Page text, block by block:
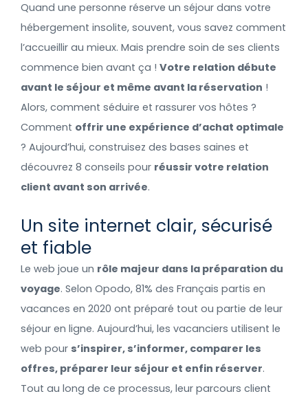
Quand une personne réserve un séjour dans votre
hébergement insolite, souvent, vous savez comment
l’accueillir au mieux. Mais prendre soin de ses clients
commence bien avant ça ! Votre relation débute
avant le séjour et même avant la réservation !
Alors, comment séduire et rassurer vos hôtes ?
Comment offrir une expérience d’achat optimale
? Aujourd’hui, construisez des bases saines et
découvrez 8 conseils pour réussir votre relation
client avant son arrivée.
Un site internet clair, sécurisé
et fiable
Le web joue un rôle majeur dans la préparation du
voyage. Selon Opodo, 81% des Français partis en
vacances en 2020 ont préparé tout ou partie de leur
séjour en ligne. Aujourd’hui, les vacanciers utilisent le
web pour s’inspirer, s’informer, comparer les
offres, préparer leur séjour et enfin réserver.
Tout au long de ce processus, leur parcours client